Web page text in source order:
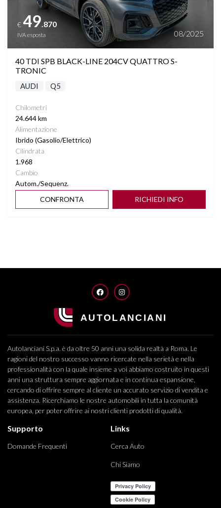
€49.870
IVA esposta 08/2025
40 TDI SPB BLACK-LINE 204CV QUATTRO S-
TRONIC
AUDI Q5
Chilometri
24.644 km
Alimentazione
Ibrido (Gasolio/Elettrico)
Cilindrata
1.968
Cambio
Autom./Sequenz.
CONFRONTA
RICHIEDI INFO
FACEBOOKINSTAGRAM
Autolanciani S.p.a. è da oltre 50 anni una solida realtà a Roma. Le
ragioni del nostro successo vanno ricercate nella serietà e nella
professionalità con la quale insieme a voi abbiamo costruito in questi
anni una struttura sempre aggiornata e in continua espansione,
cercando di offrire sempre al cliente un accurato servizio di vendita e
assistenza. Ricerchiamo le nostre automobili in tutta la comunità
europea, per poter offrire ai nostri clienti prodotti di qualità.
Supporto
Domande Frequenti
Links
Cerca Auto
Chi Siamo